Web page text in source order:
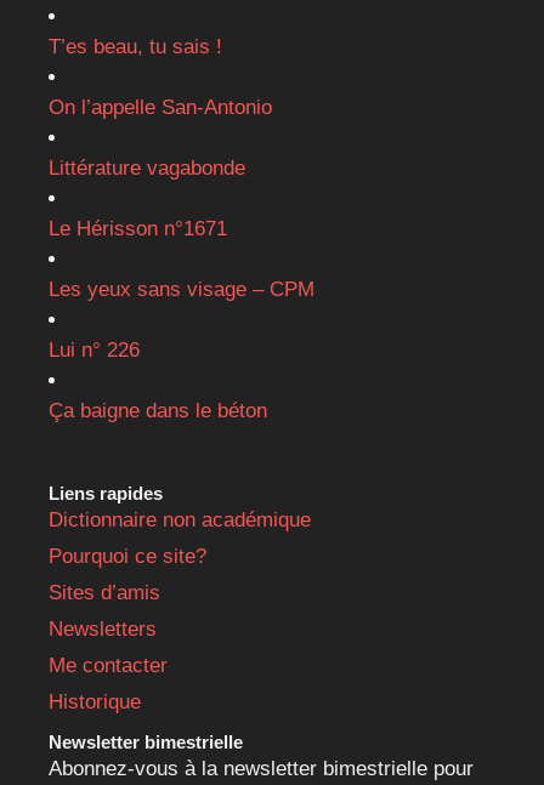
T’es beau, tu sais !
On l’appelle San-Antonio
Littérature vagabonde
Le Hérisson n°1671
Les yeux sans visage – CPM
Lui n° 226
Ça baigne dans le béton
Liens rapides
Dictionnaire non académique
Pourquoi ce site?
Sites d’amis
Newsletters
Me contacter
Historique
Newsletter bimestrielle
Abonnez-vous à la newsletter bimestrielle pour